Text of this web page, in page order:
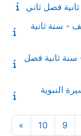
فصل ثاني
- سنة ثانية
ثانية فصل
النبوية
صفحة 8
9 صفحة 9
10صفحة 10
»